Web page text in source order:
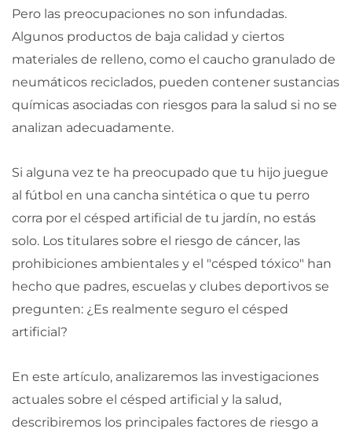
Pero las preocupaciones no son infundadas.
Algunos productos de baja calidad y ciertos
materiales de relleno, como el caucho granulado de
neumáticos reciclados, pueden contener sustancias
químicas asociadas con riesgos para la salud si no se
analizan adecuadamente.
Si alguna vez te ha preocupado que tu hijo juegue
al fútbol en una cancha sintética o que tu perro
corra por el césped artificial de tu jardín, no estás
solo. Los titulares sobre el riesgo de cáncer, las
prohibiciones ambientales y el "césped tóxico" han
hecho que padres, escuelas y clubes deportivos se
pregunten: ¿Es realmente seguro el césped
artificial?
En este artículo, analizaremos las investigaciones
actuales sobre el césped artificial y la salud,
describiremos los principales factores de riesgo a